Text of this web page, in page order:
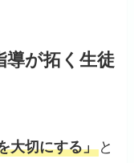
導が拓く生徒
大切にする」 と